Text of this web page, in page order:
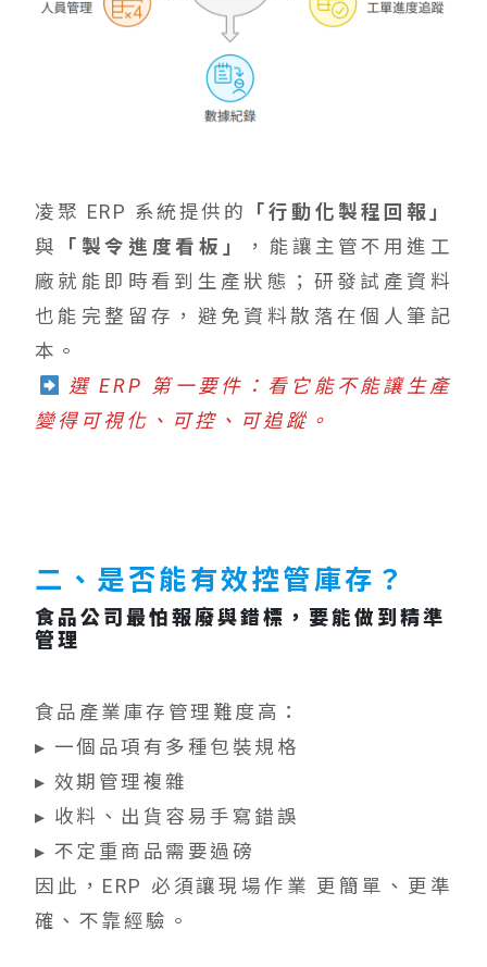
凌聚 ERP 系統提供的
「行動化製程回報」
與
「製令進度看板」
，能讓主管不用進工
廠就能即時看到生產狀態；研發試產資料
也能完整留存，避免資料散落在個人筆記
本。
選 ERP 第一要件：看它能不能讓生產
變得可視化、可控、可追蹤。
二、是否能有效控管庫存？
食品公司最怕報廢與錯標，要能做到精準
管理
食品產業庫存管理難度高：
▸ 一個品項有多種包裝規格
▸ 效期管理複雜
▸ 收料、出貨容易手寫錯誤
▸ 不定重商品需要過磅
因此，ERP 必須讓現場作業 更簡單、更準
確、不靠經驗。